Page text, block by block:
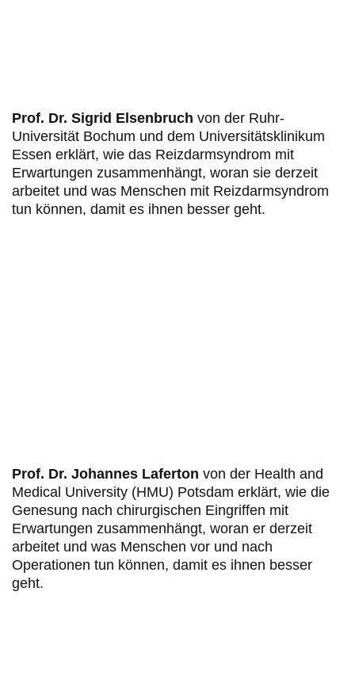
Prof. Dr. Sigrid Elsenbruch von der Ruhr-
Universität Bochum und dem Universitätsklinikum
Essen erklärt, wie das Reizdarmsyndrom mit
Erwartungen zusammenhängt, woran sie derzeit
arbeitet und was Menschen mit Reizdarmsyndrom
tun können, damit es ihnen besser geht.
Prof. Dr. Johannes Laferton von der Health and
Medical University (HMU) Potsdam erklärt, wie die
Genesung nach chirurgischen Eingriffen mit
Erwartungen zusammenhängt, woran er derzeit
arbeitet und was Menschen vor und nach
Operationen tun können, damit es ihnen besser
geht.